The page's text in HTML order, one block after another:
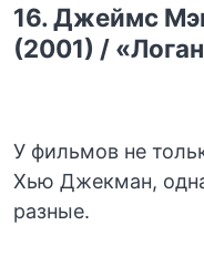
16. Джеймс
(2001) /
У фильмов не
Хью Джекман,
разные.